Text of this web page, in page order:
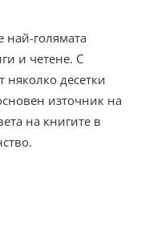
най-голямата
и четене. С
няколко десетки
източник на
на книгите в